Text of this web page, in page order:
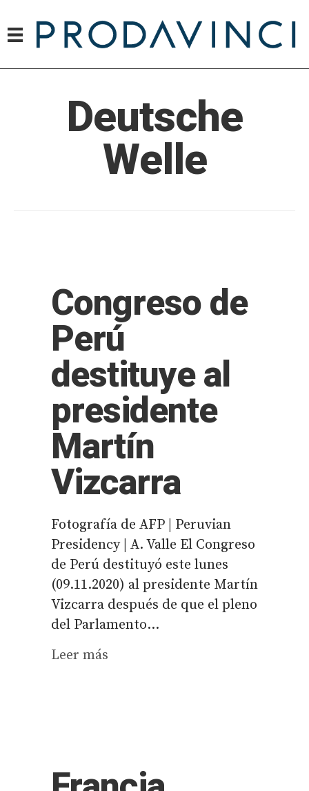
Deutsche
Welle
Congreso de
Perú
destituye al
presidente
Martín
Vizcarra
Fotografía de AFP | Peruvian
Presidency | A. Valle El Congreso
de Perú destituyó este lunes
(09.11.2020) al presidente Martín
Vizcarra después de que el pleno
del Parlamento...
Leer más